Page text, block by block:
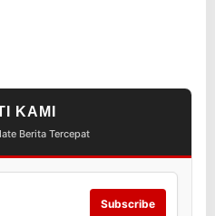
KAMI
Berita Tercepat
Subscribe